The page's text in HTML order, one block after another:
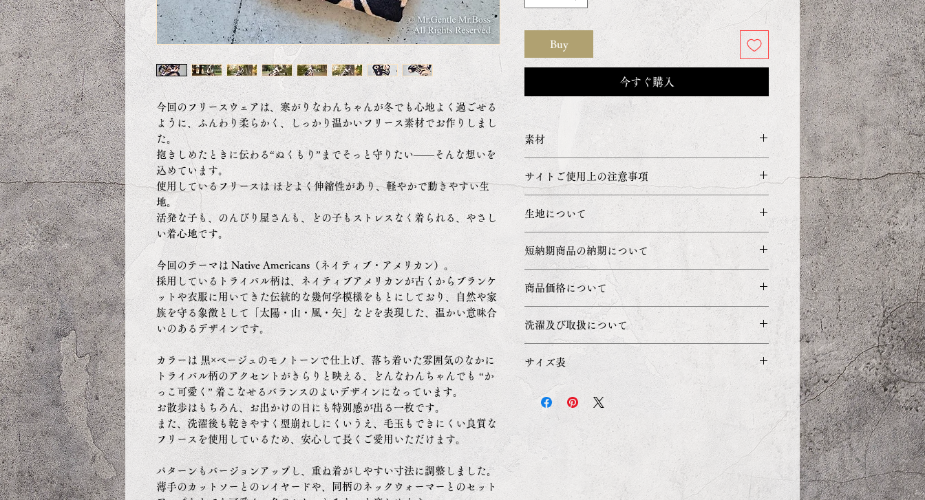
今回のフリースウェアは、寒がりなわんちゃんが冬でも心地よく過ごせる
ように、ふんわり柔らかく、しっかり温かいフリース素材でお作りしまし
た。
抱きしめたときに伝わる“ぬくもり”までそっと守りたい――そんな想いを
込めています。
使用しているフリースは ほどよく伸縮性があり、軽やかで動きやすい生
地。
活発な子も、のんびり屋さんも、どの子もストレスなく着られる、やさし
い着心地です。
今回のテーマは Native Americans（ネイティブ・アメリカン）。
採用しているトライバル柄は、ネイティブアメリカンが古くからブランケ
ットや衣服に用いてきた伝統的な幾何学模様をもとにしており、自然や家
族を守る象徴として「太陽・山・風・矢」などを表現した、温かい意味合
いのあるデザインです。
カラーは 黒×ベージュのモノトーンで仕上げ、落ち着いた雰囲気のなかに
トライバル柄のアクセントがきらりと映える、どんなわんちゃんでも “か
っこ可愛く” 着こなせるバランスのよいデザインになっています。
お散歩はもちろん、お出かけの日にも特別感が出る一枚です。
また、洗濯後も乾きやすく型崩れしにくいうえ、毛玉もできにくい良質な
フリースを使用しているため、安心して長くご愛用いただけます。
パターンもバージョンアップし、重ね着がしやすい寸法に調整しました。
薄手のカットソーとのレイヤードや、同柄のネックウォーマーとのセット
Buy
今すぐ購入
素材
フリース：ポリエステル100%
リブ部分：綿96% ポリウレタン4%
サイトご使用上の注意事項
ご利用のブラウザ環境やPC・モニターの設定
などにより正確な色を表現できず、実際の製
品と若干色合いが異なる事があります。
生地について
・縫製や加工における誤差、生地及び材料な
どの伸縮によって寸法に多少のばらつきがあ
ります。予めご了承下さい。
短納期商品の納期について
ご注文を受付し、ご入金を確認した次第、製
作を始めさせていただきます。
納期：ご入金確認後、7日前後のお届け予定
縫製トラブルがあった場合、予定より遅れる
ことがございます。
複数の商品をご注文いただいた場合、一番遅
い受注商品に合わせた出荷になります。
納品日ごとの別送をご希望の場合は、お手数
ですが分けてご注文下さい。
商品価格について
商品価格の表示を総額（消費税込み）での表
示としております。
洗濯及び取扱について
洗濯機で洗濯する際、お洋服を洗濯ネットに
入れ、洗濯用中性洗剤をご使用ください。
漂白剤でのご使用が出来ませんのでご注意下
さい。
サイズ表
サイ
ズ
A 首
回り
B 胴
回り
E 背
体重
Size
Nec
Ches
Leng
42~4
3~6
ライ